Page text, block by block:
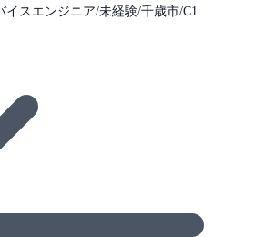
イスエンジニア/未経験/千歳市/C1